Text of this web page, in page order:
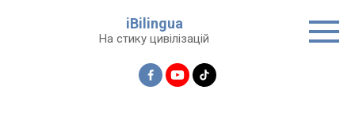
iBilingua
На стику цивілізацій